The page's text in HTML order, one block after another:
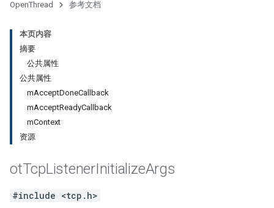
OpenThread 参考文档
本页内容
摘要
公共属性
公共属性
mAcceptDoneCallback
mAcceptReadyCallback
mContext
资源
otTcpListenerInitializeArgs
#include <tcp.h>